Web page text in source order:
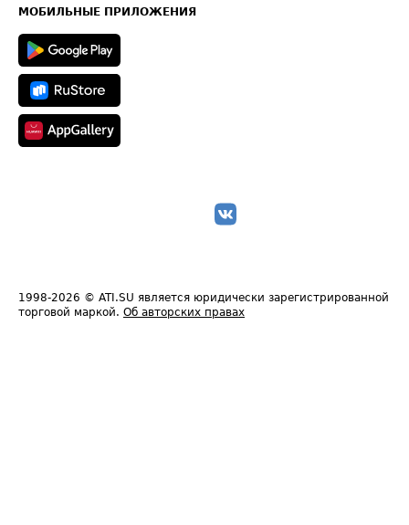
Техническая информация
МОБИЛЬНЫЕ ПРИЛОЖЕНИЯ
1998-2026 © ATI.SU является юридически зарегистрированной
торговой маркой. Об авторских правах